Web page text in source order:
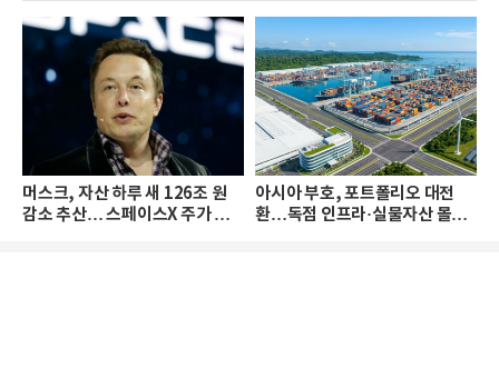
머스크, 자산 하루 새 126조 원
감소 추산… 스페이스X 주가 하
아시아 부호, 포트폴리오 대전
환…독점 인프라·실물자산 몰린